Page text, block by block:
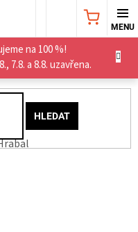
na 100 %!
7.8. a 8.8. uzavřena.
HLEDAT
NÁKUPNÍ